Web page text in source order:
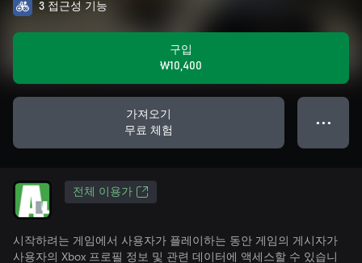
3 접근성 기능
구입
₩10,400
가져오기
무료 체험
● ● ●
전체 이용가
시작하려는 게임에서 사용자가 플레이하는 동안 게임의 게시자가
사용자의 Xbox 프로필 정보 및 관련 데이터에 액세스할 수 있습니